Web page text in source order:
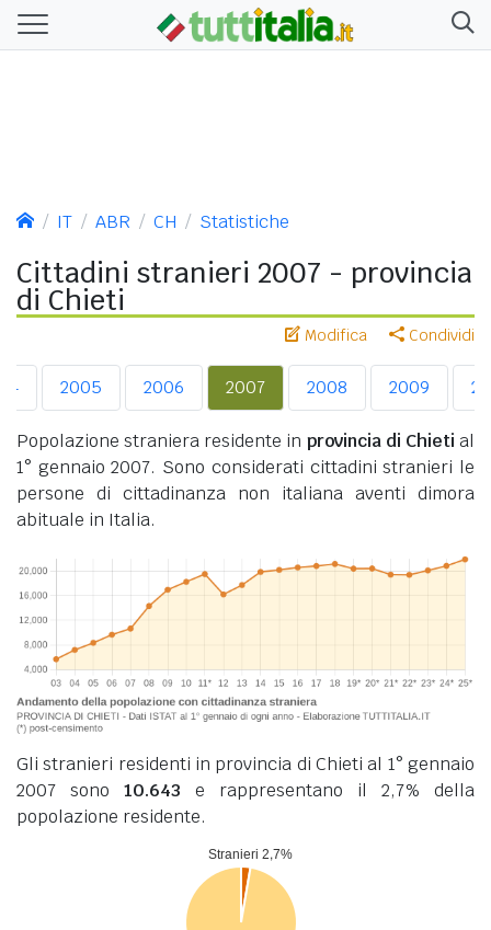
IT ABR CH Statistiche
Cittadini stranieri 2007 - provincia
di Chieti
Modifica Condividi
2005 2006 2007 2008 2009
Popolazione straniera residente in provincia di Chieti al
1° gennaio 2007. Sono considerati cittadini stranieri le
persone di cittadinanza non italiana aventi dimora
abituale in Italia.
Gli stranieri residenti in provincia di Chieti al 1° gennaio
2007 sono 10.643 e rappresentano il 2,7% della
popolazione residente.